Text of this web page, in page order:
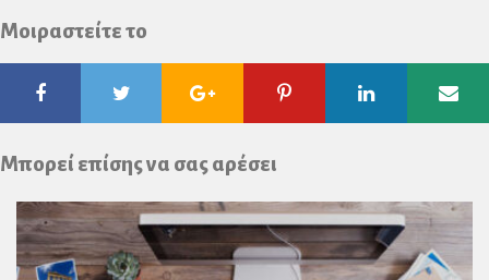
Μοιραστείτε το
FacebookTwitter Google
Plus
Pinterest Linkedin
Μπορεί επίσης να σας αρέσει